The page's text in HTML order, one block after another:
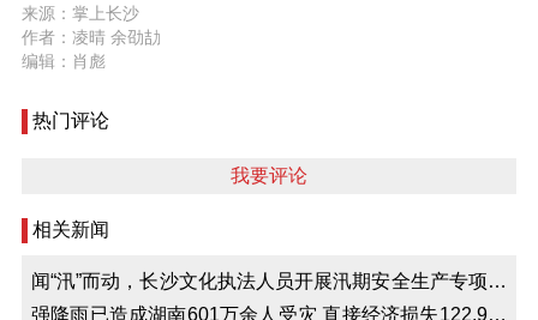
来源：掌上长沙
作者：凌晴 余劭劼
编辑：肖彪
热门评论
我要评论
相关新闻
闻“汛”而动，长沙文化执法人员开展汛期安全生产专项检
查
强降雨已造成湖南601万余人受灾 直接经济损失122.9亿